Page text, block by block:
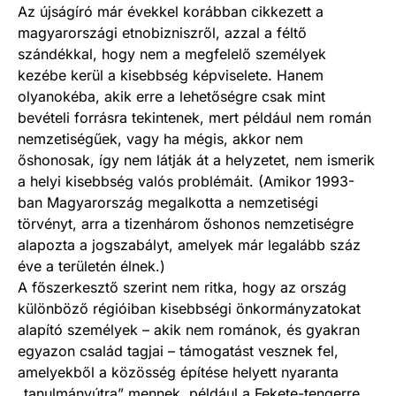
Az újságíró már évekkel korábban cikkezett a
magyarországi etnobizniszről, azzal a féltő
szándékkal, hogy nem a megfelelő személyek
kezébe kerül a kisebbség képviselete. Hanem
olyanokéba, akik erre a lehetőségre csak mint
bevételi forrásra tekintenek, mert például nem román
nemzetiségűek, vagy ha mégis, akkor nem
őshonosak, így nem látják át a helyzetet, nem ismerik
a helyi kisebbség valós problémáit. (Amikor 1993-
ban Magyarország megalkotta a nemzetiségi
törvényt, arra a tizenhárom őshonos nemzetiségre
alapozta a jogszabályt, amelyek már legalább száz
éve a területén élnek.)
A főszerkesztő szerint nem ritka, hogy az ország
különböző régióiban kisebbségi önkormányzatokat
alapító személyek – akik nem románok, és gyakran
egyazon család tagjai – támogatást vesznek fel,
amelyekből a közösség építése helyett nyaranta